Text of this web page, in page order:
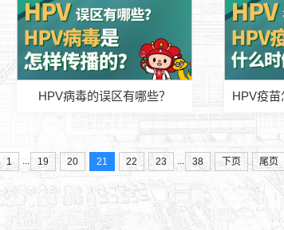
HPV病毒的误区有哪些？
1 19 20 21 22 23 38 下页 尾页